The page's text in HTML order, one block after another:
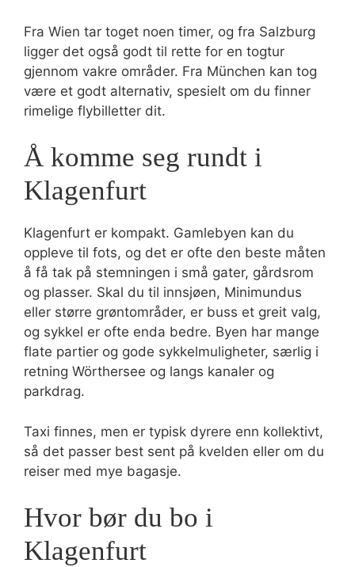
Fra Wien tar toget noen timer, og fra Salzburg
ligger det også godt til rette for en togtur
gjennom vakre områder. Fra München kan tog
være et godt alternativ, spesielt om du finner
rimelige flybilletter dit.
Å komme seg rundt i
Klagenfurt
Klagenfurt er kompakt. Gamlebyen kan du
oppleve til fots, og det er ofte den beste måten
å få tak på stemningen i små gater, gårdsrom
og plasser. Skal du til innsjøen, Minimundus
eller større grøntområder, er buss et greit valg,
og sykkel er ofte enda bedre. Byen har mange
flate partier og gode sykkelmuligheter, særlig i
retning Wörthersee og langs kanaler og
parkdrag.
Taxi finnes, men er typisk dyrere enn kollektivt,
så det passer best sent på kvelden eller om du
reiser med mye bagasje.
Hvor bør du bo i
Klagenfurt